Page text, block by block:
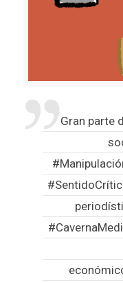
Gran parte